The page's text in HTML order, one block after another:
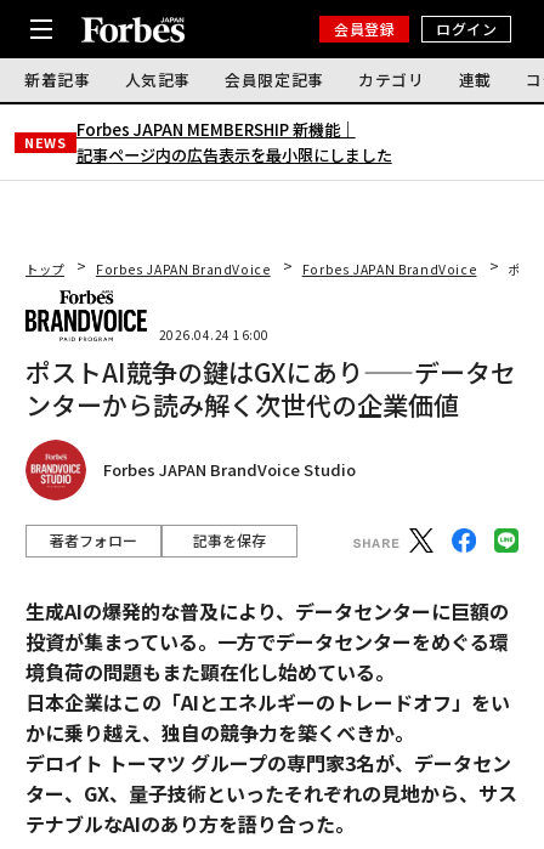
会員登録 ログイン
新着記事 人気記事 会員限定記事 カテゴリ 連載
NEWS
Forbes JAPAN MEMBERSHIP 新機能｜
記事ページ内の広告表示を最小限にしました
トップ Forbes JAPAN BrandVoice Forbes JAPAN BrandVoice ポス
2026.04.24 16:00
ポストAI競争の鍵はGXにあり——データセ
ンターから読み解く次世代の企業価値
Forbes JAPAN BrandVoice Studio
著者フォロー 記事を保存
生成AIの爆発的な普及により、データセンターに巨額の
投資が集まっている。一方でデータセンターをめぐる環
境負荷の問題もまた顕在化し始めている。
日本企業はこの「AIとエネルギーのトレードオフ」をい
かに乗り越え、独自の競争力を築くべきか。
デロイト トーマツ グループの専門家3名が、データセン
ター、GX、量子技術といったそれぞれの見地から、サス
テナブルなAIのあり方を語り合った。